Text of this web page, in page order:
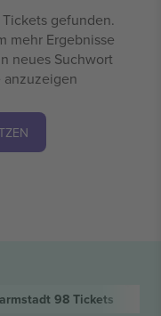
gefunden.
mehr Ergebnisse
neues Suchwort
anzuzeigen
98 Tickets